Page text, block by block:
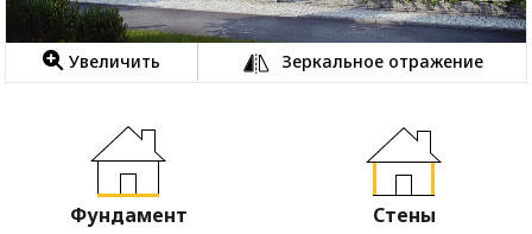
Увеличить Зеркальное отражение
Фундамент Стены